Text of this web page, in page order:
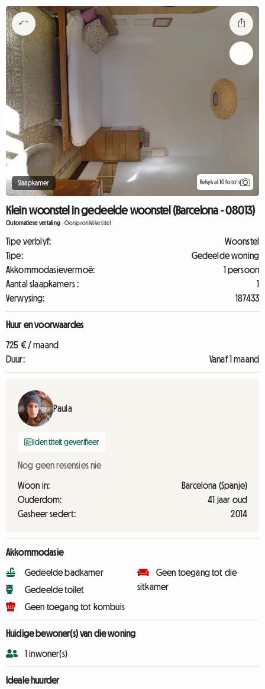
Slaapkamer Bekyk al 10 foto's
Klein woonstel in gedeelde woonstel (Barcelona - 08013)
Outomatiese vertaling -Oorspronklike titel
Tipe verblyf:
Woonstel
Tipe:
Gedeelde woning
Akkommodasievermoë:
1 persoon
Aantal slaapkamers :
1
Verwysing:
187433
Huur en voorwaardes
725 € / maand
Duur:
Vanaf 1 maand
Paula
Identiteit geverifieer
Nog geen resensies nie
Woon in:
Barcelona (Spanje)
Ouderdom:
41 jaar oud
Gasheer sedert:
2014
Akkommodasie
Gedeelde badkamer
Gedeelde toilet
Geen toegang tot kombuis
Geen toegang tot die
sitkamer
Huidige bewoner(s) van die woning
1 inwoner(s)
Ideale huurder